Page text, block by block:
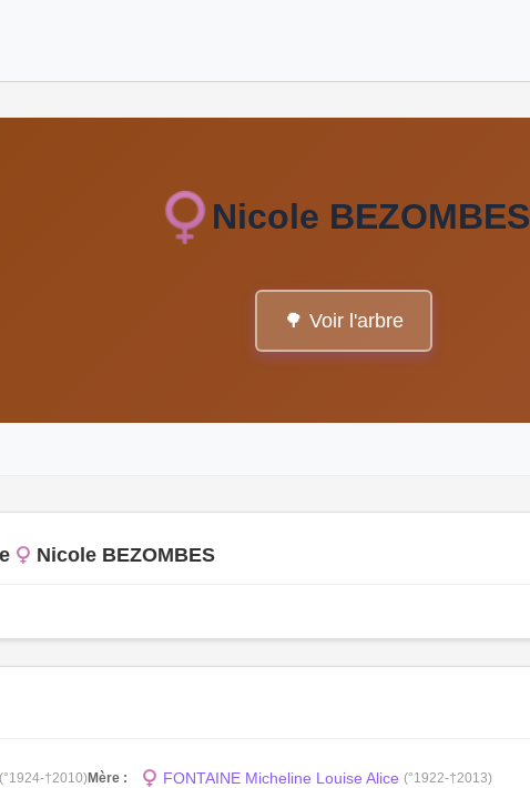
Nicole BEZOMBES
🌳 Voir l'arbre
Nicole BEZOMBES
(°1924-†2010)Mère : FONTAINE Micheline Louise Alice (°1922-†2013)